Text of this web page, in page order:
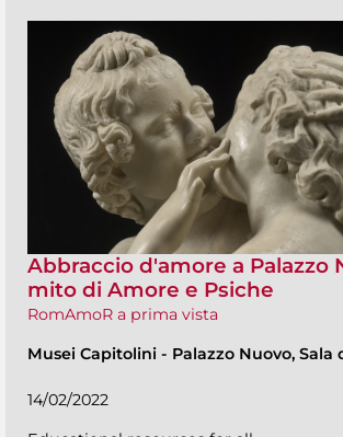
Abbraccio d'amore a Palazzo
mito di Amore e Psiche
RomAmoR a prima vista
Musei Capitolini - Palazzo Nuovo, Sala
14/02/2022